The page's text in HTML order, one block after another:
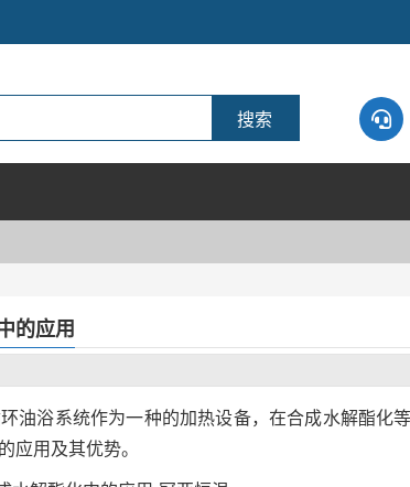
的应用
油浴系统作为一种的加热设备，在合成水解酯化
应用及其优势。